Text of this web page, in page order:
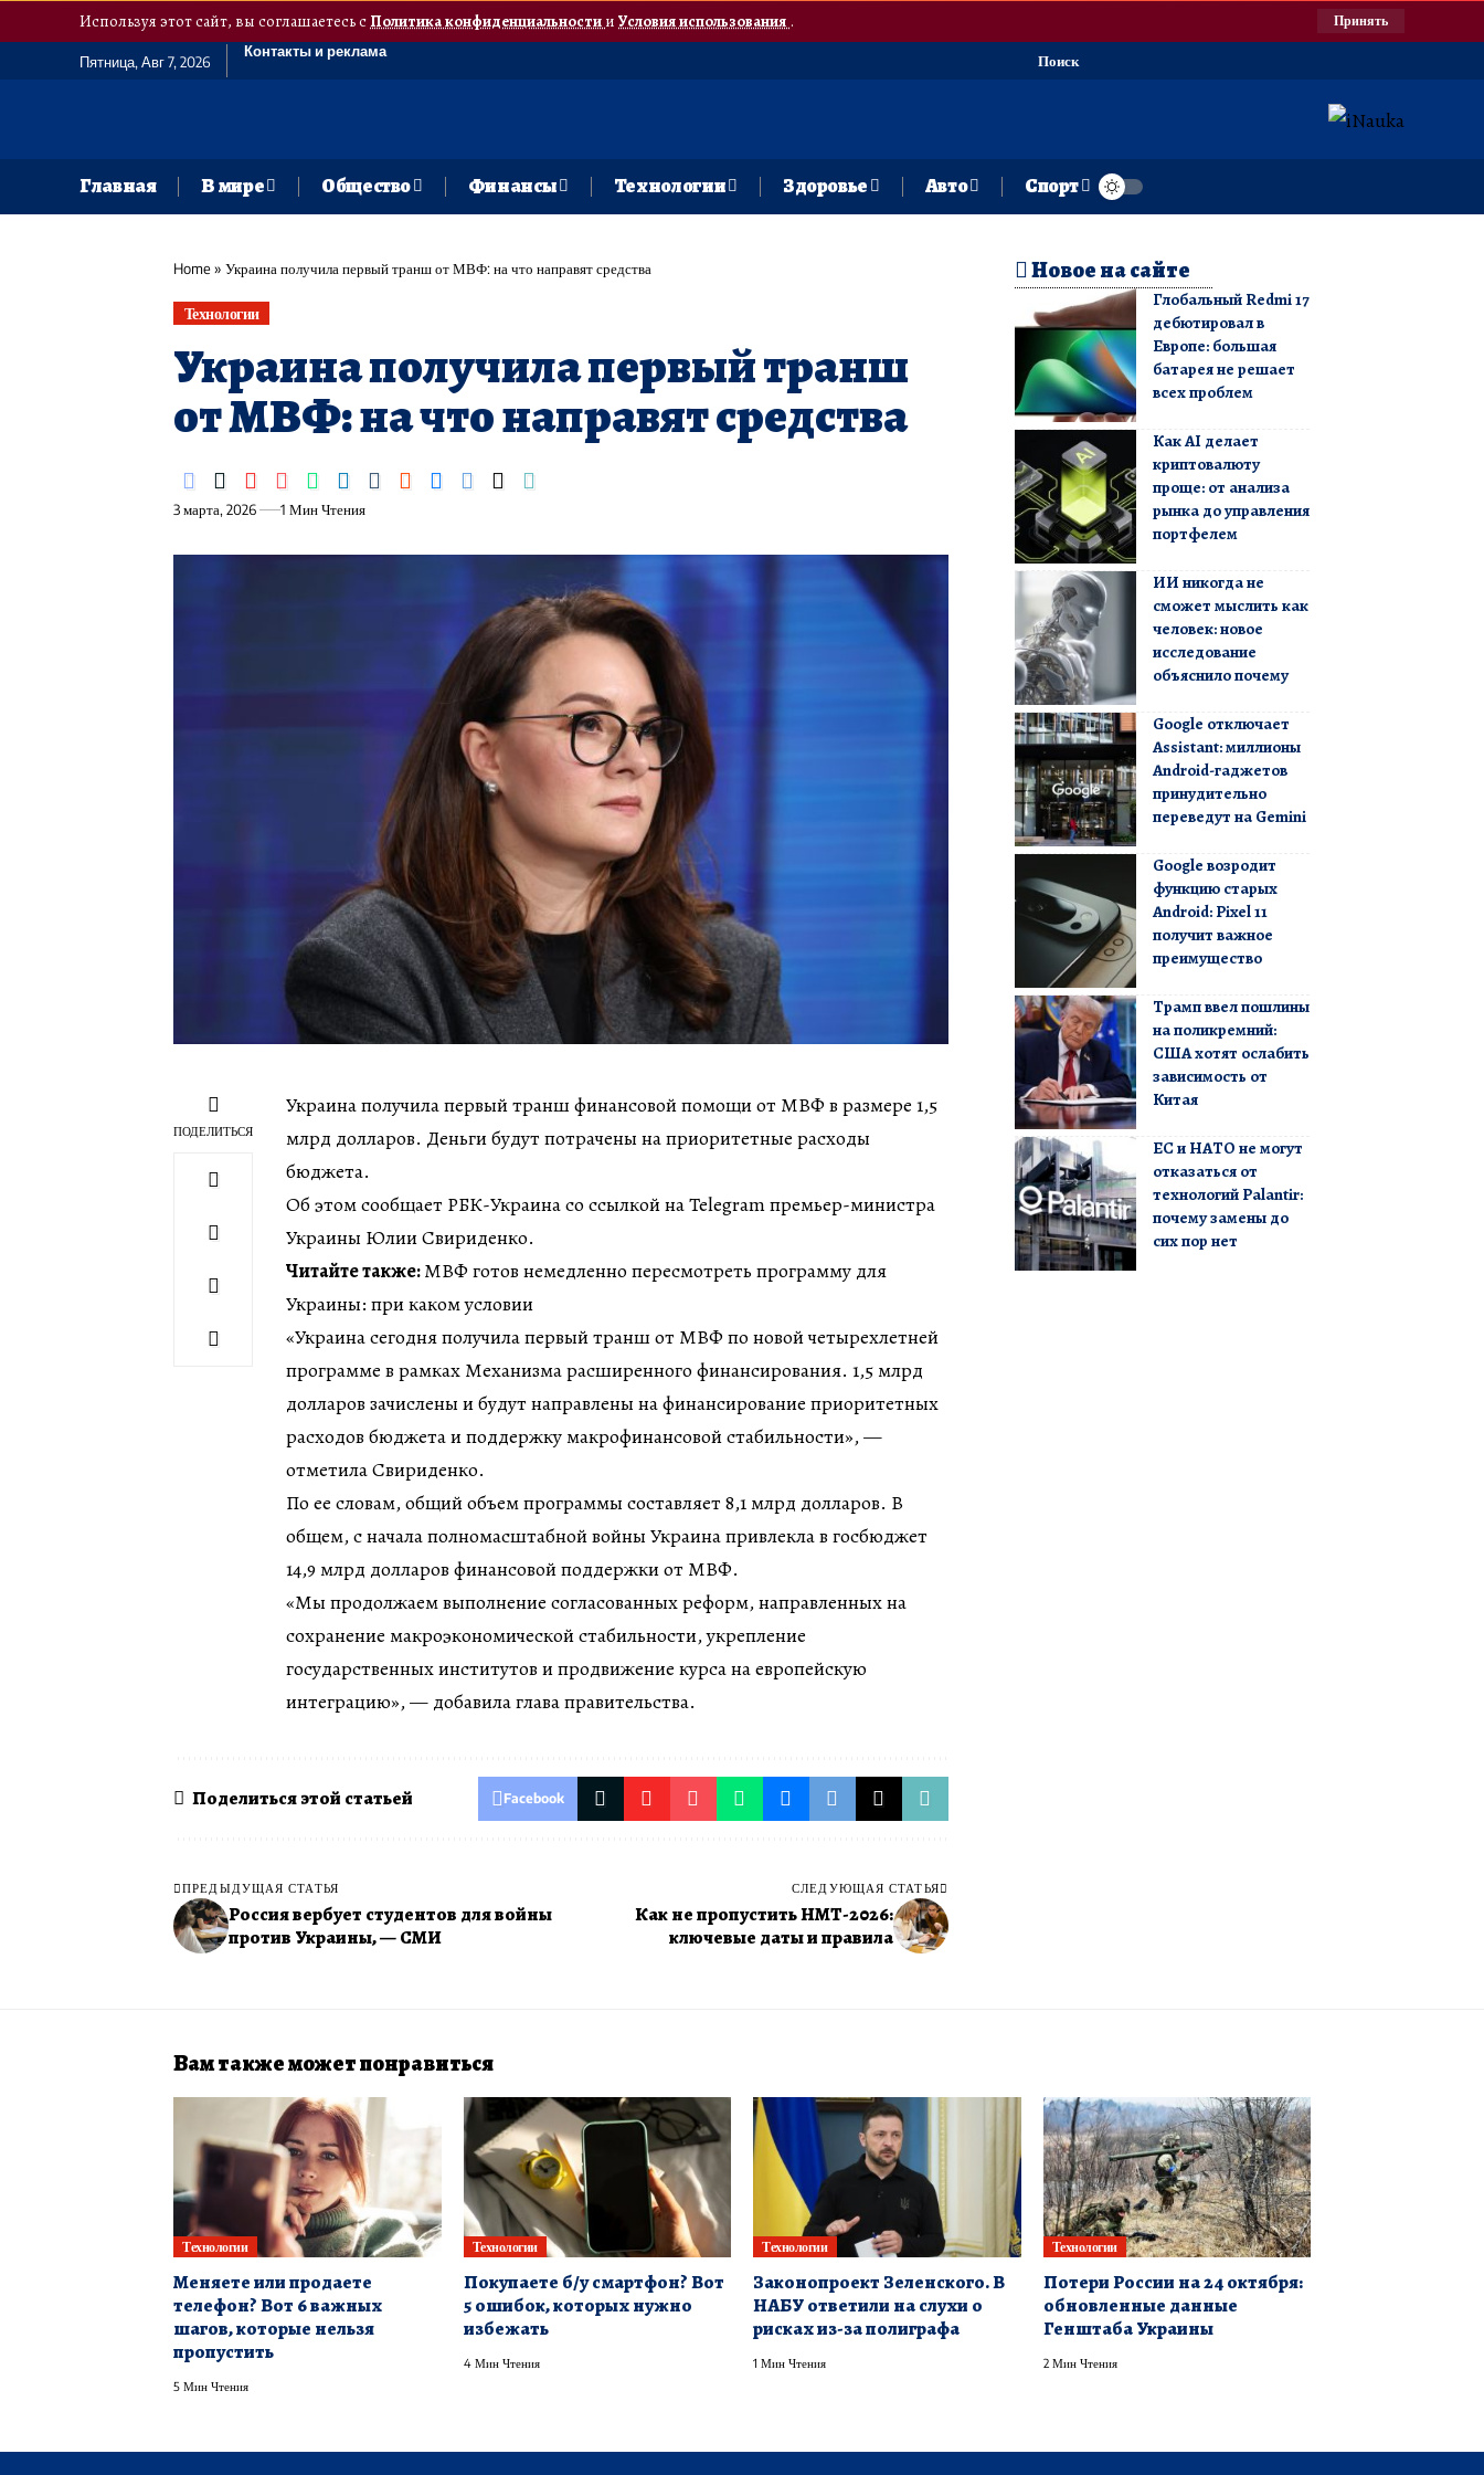
Используя этот сайт, вы соглашаетесь сПолитика конфиденциальностии Условия использования. Принять
Пятница, Авг 7, 2026
Контакты и реклама
Поиск
Главная В мире Общество Финансы Технологии Здоровье Авто Спорт
Home» Украина получила первый транш от МВФ: на что направят средства
Технологии
Украина получила первый транш
от МВФ: на что направят средства
3 марта, 2026 1 Мин Чтения
ПОДЕЛИТЬСЯ
Украина получила первый транш финансовой помощи от МВФ в размере 1,5
млрд долларов. Деньги будут потрачены на приоритетные расходы
бюджета.
Об этом сообщает РБК-Украина со ссылкой на Telegram премьер-министра
Украины Юлии Свириденко.
Читайте также:МВФ готов немедленно пересмотреть программу для
Украины: при каком условии
«Украина сегодня получила первый транш от МВФ по новой четырехлетней
программе в рамках Механизма расширенного финансирования. 1,5 млрд
долларов зачислены и будут направлены на финансирование приоритетных
расходов бюджета и поддержку макрофинансовой стабильности», —
отметила Свириденко.
По ее словам, общий объем программы составляет 8,1 млрд долларов. В
общем, с начала полномасштабной войны Украина привлекла в госбюджет
14,9 млрд долларов финансовой поддержки от МВФ.
«Мы продолжаем выполнение согласованных реформ, направленных на
сохранение макроэкономической стабильности, укрепление
государственных институтов и продвижение курса на европейскую
интеграцию», — добавила глава правительства.
Поделиться этой статьей Facebook
ПРЕДЫДУЩАЯ СТАТЬЯ
Россия вербует студентов для войны
против Украины, — СМИ
СЛЕДУЮЩАЯ СТАТЬЯ
Как не пропустить НМТ-2026:
ключевые даты и правила
Новое на сайте
Глобальный Redmi 17
дебютировал в
Европе: большая
батарея не решает
всех проблем
Как AI делает
криптовалюту
проще: от анализа
рынка до управления
портфелем
ИИ никогда не
сможет мыслить как
человек: новое
исследование
объяснило почему
Google отключает
Assistant: миллионы
Android-гаджетов
принудительно
переведут на Gemini
Google возродит
функцию старых
Android: Pixel 11
получит важное
преимущество
Трамп ввел пошлины
на поликремний:
США хотят ослабить
зависимость от
Китая
ЕС и НАТО не могут
отказаться от
технологий Palantir:
почему замены до
сих пор нет
Вам также может понравиться
Технологии
Меняете или продаете
телефон? Вот 6 важных
шагов, которые нельзя
пропустить
5 Мин Чтения
Технологии
Покупаете б/у смартфон? Вот
5 ошибок, которых нужно
избежать
4 Мин Чтения
Технологии
Законопроект Зеленского. В
НАБУ ответили на слухи о
рисках из-за полиграфа
1 Мин Чтения
Технологии
Потери России на 24 октября:
обновленные данные
Генштаба Украины
2 Мин Чтения